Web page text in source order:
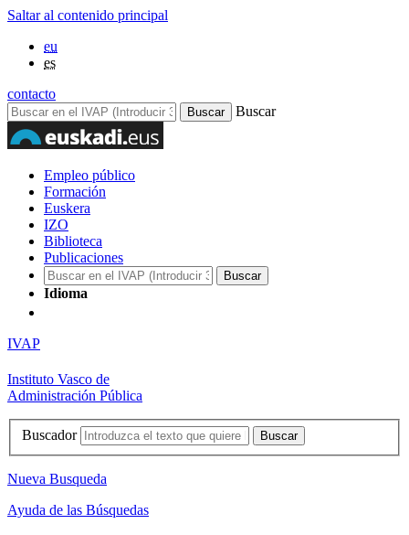
Saltar al contenido principal
eu
es
contacto
Buscar
Empleo público
Formación
Euskera
IZO
Biblioteca
Publicaciones
Idioma
IVAP
Instituto Vasco de
Administración Pública
Buscador
Nueva Busqueda
Ayuda de las Búsquedas